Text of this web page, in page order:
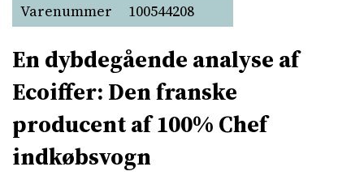
Varenummer
100544208
En dybdegående analyse af
Ecoiffer: Den franske
producent af 100% Chef
indkøbsvogn